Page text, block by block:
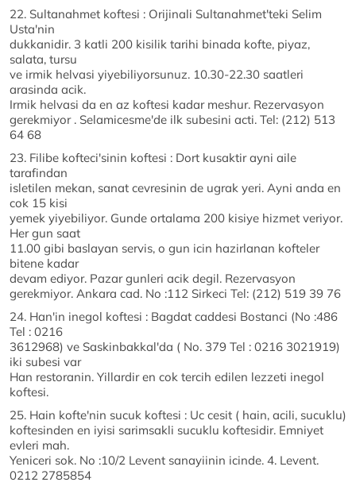
22. Sultanahmet koftesi : Orijinali Sultanahmet'teki Selim
Usta'nin
dukkanidir. 3 katli 200 kisilik tarihi binada kofte, piyaz,
salata, tursu
ve irmik helvasi yiyebiliyorsunuz. 10.30-22.30 saatleri
arasinda acik.
Irmik helvasi da en az koftesi kadar meshur. Rezervasyon
gerekmiyor . Selamicesme'de ilk subesini acti. Tel: (212) 513
64 68
23. Filibe kofteci'sinin koftesi : Dort kusaktir ayni aile
tarafindan
isletilen mekan, sanat cevresinin de ugrak yeri. Ayni anda en
cok 15 kisi
yemek yiyebiliyor. Gunde ortalama 200 kisiye hizmet veriyor.
Her gun saat
11.00 gibi baslayan servis, o gun icin hazirlanan kofteler
bitene kadar
devam ediyor. Pazar gunleri acik degil. Rezervasyon
gerekmiyor. Ankara cad. No :112 Sirkeci Tel: (212) 519 39 76
24. Han'in inegol koftesi : Bagdat caddesi Bostanci (No :486
Tel : 0216
3612968) ve Saskinbakkal'da ( No. 379 Tel : 0216 3021919)
iki subesi var
Han restoranin. Yillardir en cok tercih edilen lezzeti inegol
koftesi.
25. Hain kofte'nin sucuk koftesi : Uc cesit ( hain, acili, sucuklu)
koftesinden en iyisi sarimsakli sucuklu koftesidir. Emniyet
evleri mah.
Yeniceri sok. No :10/2 Levent sanayiinin icinde. 4. Levent.
0212 2785854